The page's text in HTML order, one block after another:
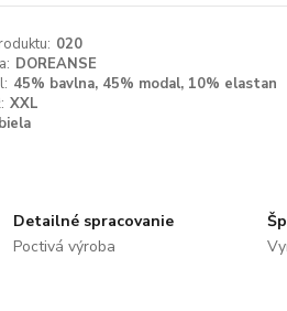
020
DOREANSE
45% bavlna, 45% modal, 10% elastan
XXL
biela
Detailné spracovanie
Poctivá výroba